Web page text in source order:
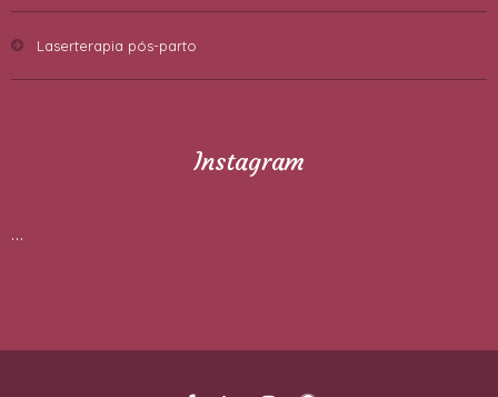
Laserterapia pós-parto
Instagram
…